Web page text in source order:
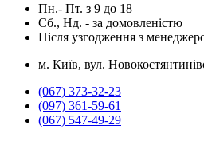
Пн.- Пт. з 9 до 18
Сб., Нд. - за домовленістю
Після узгодження з
м. Київ, вул.
(067) 373-32-23
(097) 361-59-61
(067) 547-49-29